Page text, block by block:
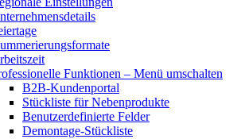
Funktionen – Menü umschalten
B2B-Kundenportal
Stückliste für Nebenprodukte
Benutzerdefinierte Felder
Demontage-Stückliste